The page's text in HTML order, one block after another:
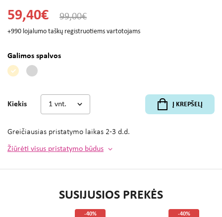
59,40€ 99,00€
+990 lojalumo taškų registruotiems vartotojams
Galimos spalvos
Kiekis Į KREPŠELĮ
Greičiausias pristatymo laikas 2-3 d.d.
Žiūrėti visus pristatymo būdus
SUSIJUSIOS PREKĖS
-40% -40%